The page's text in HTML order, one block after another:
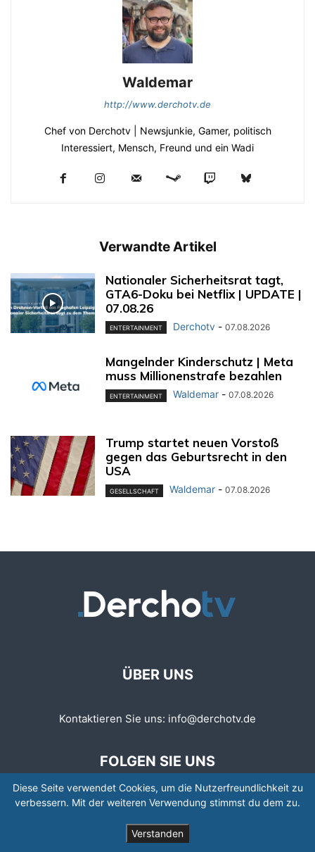
Waldemar
http://www.derchotv.de
Chef von Derchotv | Newsjunkie, Gamer, politisch
Interessiert, Mensch, Freund und ein Wadi
Verwandte Artikel
Nationaler Sicherheitsrat tagt,
GTA6-Doku bei Netflix | UPDATE |
07.08.26
ENTERTAINMENT Derchotv - 07.08.2026
Mangelnder Kinderschutz | Meta
muss Millionenstrafe bezahlen
ENTERTAINMENT Waldemar - 07.08.2026
Trump startet neuen Vorstoß
gegen das Geburtsrecht in den
USA
GESELLSCHAFT Waldemar - 07.08.2026
ÜBER UNS
Kontaktieren Sie uns: info@derchotv.de
FOLGEN SIE UNS
Diese Seite verwendet Cookies, um die Nutzerfreundlichkeit zu
verbessern. Mit der weiteren Verwendung stimmst du dem zu.
Verstanden